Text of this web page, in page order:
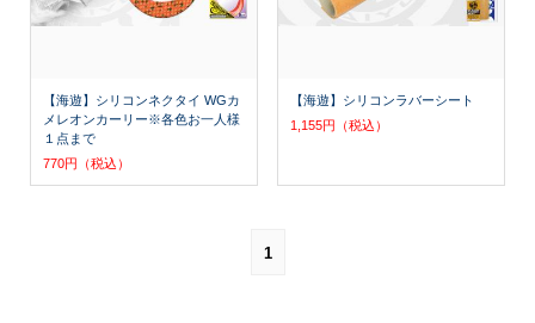
【海遊】シリコンネクタイ WGカ
メレオンカーリー※各色お一人様
１点まで
770円（税込）
【海遊】シリコンラバーシート
1,155円（税込）
1